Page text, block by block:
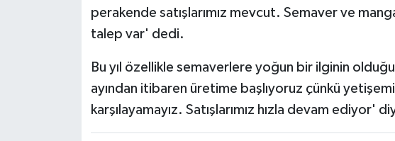
perakende satışlarımız mevcut. Semaver ve
talep var' dedi.
Bu yıl özellikle semaverlere yoğun bir ilginin
ayından itibaren üretime başlıyoruz çünkü
karşılayamayız. Satışlarımız hızla devam ediyor'